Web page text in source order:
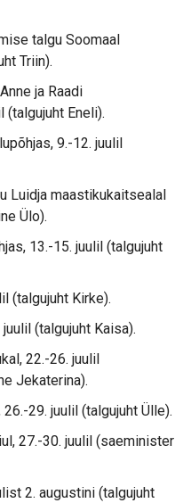
talgu Soomaal
Triin).
ja Raadi
(talgujuht Eneli).
9.-12. juulil
Luidja maastikukaitsealal
Ülo).
13.-15. juulil (talgujuht
(talgujuht Kirke).
(talgujuht Kaisa).
22.-26. juulil
Jekaterina).
29. juulil (talgujuht Ülle).
27.-30. juulil (saeminister
2. augustini (talgujuht